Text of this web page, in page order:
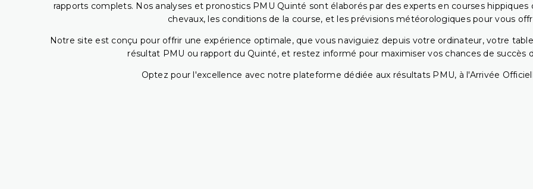
rapports complets. Nos analyses et pronostics PMU Quinté sont élaborés par des experts en courses
chevaux, les conditions de la course, et les prévisions météorologiques pour vous
Notre site est conçu pour offrir une expérience optimale, que vous naviguiez depuis votre ordinateur, votre
résultat PMU ou rapport du Quinté, et restez informé pour maximiser vos chances de succès
Optez pour l'excellence avec notre plateforme dédiée aux résultats PMU, à l'Arrivée